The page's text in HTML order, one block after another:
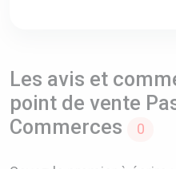
Les avis et
point de vente
Commerces
0